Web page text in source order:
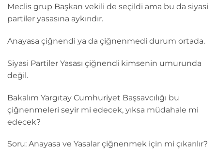
Meclis grup Başkan vekili de seçildi ama bu da siyasi
partiler yasasına aykırıdır.
Anayasa çiğnendi ya da çiğnenmedi durum ortada.
Siyasi Partiler Yasası çiğnendi kimsenin umurunda
değil.
Bakalım Yargıtay Cumhuriyet Başsavcılığı bu
çiğnenmeleri seyir mi edecek, yıksa müdahale mi
edecek?
Soru: Anayasa ve Yasalar çiğnenmek için mi çıkarılır?